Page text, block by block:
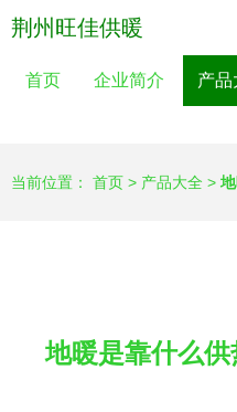
荆州旺佳供暖
首页 企业简介 产品
当前位置： 首页 > 产品大全 >
地暖是靠什么